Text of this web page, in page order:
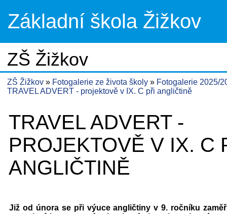
Základní škola Žižkov
ZŠ Žižkov
ZŠ Žižkov Fotogalerie ze života školy
Fotogalerie 2025/
TRAVEL ADVERT - projektově v IX. C při angličtině
TRAVEL ADVERT -
PROJEKTOVĚ V IX. C
ANGLIČTINĚ
Již od února se při výuce angličtiny v 9. ročníku